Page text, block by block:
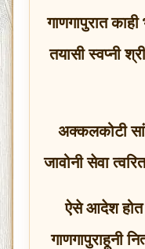
गाणगापुरात
तयासी स्वप्नी
अक्कलकोटी
जावोनी सेवा
ऐसे आदेश होत
गाणगापुराहूनी